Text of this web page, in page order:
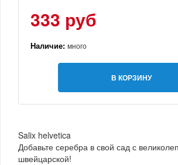
333 руб
Наличие: много
В КОРЗИНУ
Salix helvetica
Добавьте серебра в свой сад с
швейцарской!